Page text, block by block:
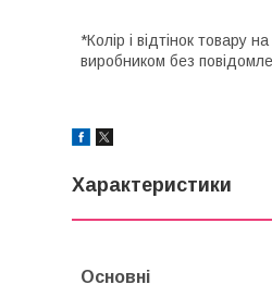
*Колір і відтінок товару
виробником без
Характеристики
Основні